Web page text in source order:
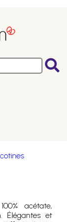
acétate,
Élégantes et